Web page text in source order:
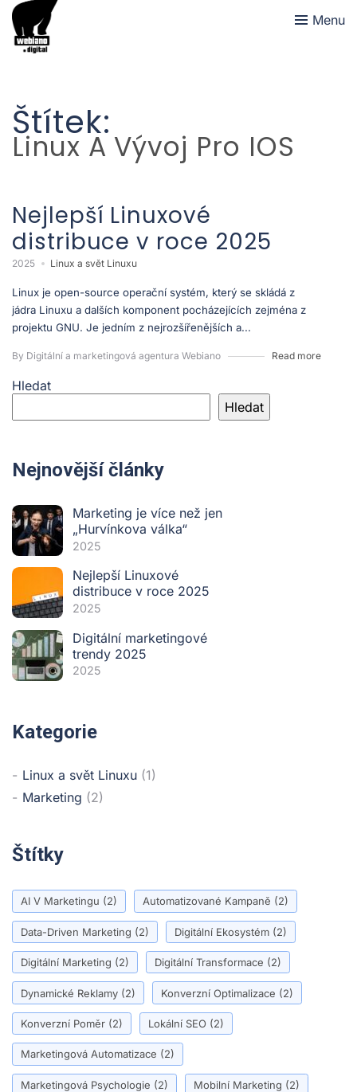
Menu
Štítek:
Linux A Vývoj Pro IOS
Nejlepší Linuxové
distribuce v roce 2025
2025 Linux a svět Linuxu
Linux je open-source operační systém, který se skládá z
jádra Linuxu a dalších komponent pocházejících zejména z
projektu GNU. Je jedním z nejrozšířenějších a...
By Digitální a marketingová agentura Webiano Read more
Hledat
Hledat
Nejnovější články
Marketing je více než jen
„Hurvínkova válka“
2025
Nejlepší Linuxové
distribuce v roce 2025
2025
Digitální marketingové
trendy 2025
2025
Kategorie
Linux a svět Linuxu (1)
Marketing (2)
Štítky
AI V Marketingu (2) Automatizované Kampaně (2)
Data-Driven Marketing (2) Digitální Ekosystém (2)
Digitální Marketing (2) Digitální Transformace (2)
Dynamické Reklamy (2) Konverzní Optimalizace (2)
Konverzní Poměr (2) Lokální SEO (2)
Marketingová Automatizace (2)
Marketingová Psychologie (2) Mobilní Marketing (2)